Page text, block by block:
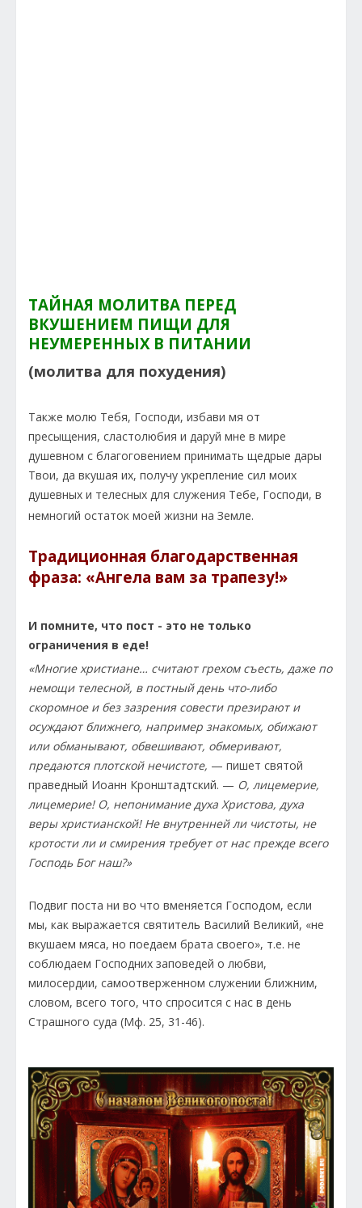
ТАЙНАЯ МОЛИТВА ПЕРЕД
ВКУШЕНИЕМ ПИЩИ ДЛЯ
НЕУМЕРЕННЫХ В ПИТАНИИ
(молитва для похудения)
Также молю Тебя, Господи, избави мя от
пресыщения, сластолюбия и даруй мне в мире
душевном с благоговением принимать щедрые дары
Твои, да вкушая их, получу укрепление сил моих
душевных и телесных для служения Тебе, Господи, в
немногий остаток моей жизни на Земле.
Традиционная благодарственная
фраза: «Ангела вам за трапезу!»
И помните, что пост - это не только
ограничения в еде!
«Многие христиане… считают грехом съесть, даже по
немощи телесной, в постный день что-либо
скоромное и без зазрения совести презирают и
осуждают ближнего, например знакомых, обижают
или обманывают, обвешивают, обмеривают,
предаются плотской нечистоте, — пишет святой
праведный Иоанн Кронштадтский. — О, лицемерие,
лицемерие! О, непонимание духа Христова, духа
веры христианской! Не внутренней ли чистоты, не
кротости ли и смирения требует от нас прежде всего
Господь Бог наш?»
Подвиг поста ни во что вменяется Господом, если
мы, как выражается святитель Василий Великий, «не
вкушаем мяса, но поедаем брата своего», т.е. не
соблюдаем Господних заповедей о любви,
милосердии, самоотверженном служении ближним,
словом, всего того, что спросится с нас в день
Страшного суда (Мф. 25, 31-46).